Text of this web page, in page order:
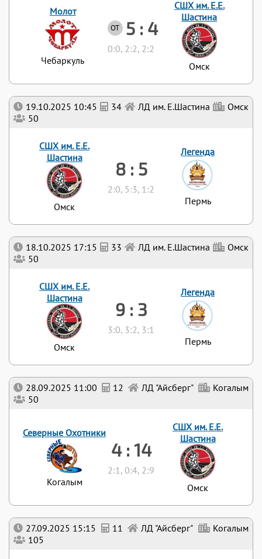
27.09.2025 15:15 11 ЛД "Айсберг"
Когалым
105
28.09.2025 11:00 12 ЛД "Айсберг"
Когалым
50
Северные Охотники
Когалым
4 : 14
2:1, 0:4, 2:9
СШХ им. Е.Е.
Шастина
Омск
18.10.2025 17:15 33 ЛД им. Е.Шастина
Омск
50
СШХ им. Е.Е.
Шастина
Омск
9 : 3
3:0, 3:2, 3:1
Легенда
Пермь
19.10.2025 10:45 34 ЛД им. Е.Шастина
Омск
50
СШХ им. Е.Е.
Шастина
Омск
8 : 5
2:0, 5:3, 1:2
Легенда
Пермь
Молот
Чебаркуль
5 : 4
ОТ
0:0, 2:2, 2:2
СШХ им. Е.Е.
Шастина
Омск